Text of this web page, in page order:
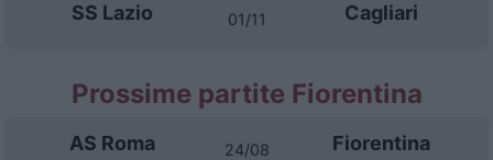
SS Lazio 01/11 Cagliari
Prossime partite Fiorentina
AS Roma 24/08 Fiorentina